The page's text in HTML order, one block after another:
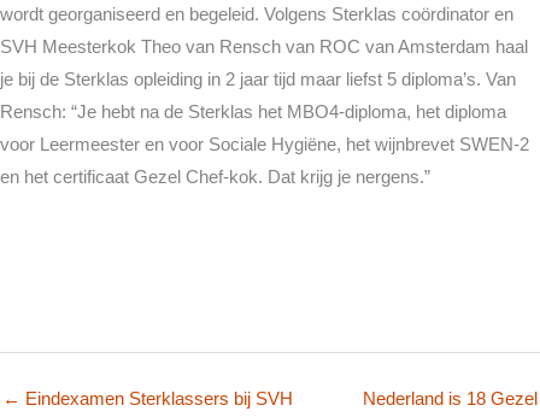
wordt georganiseerd en begeleid. Volgens Sterklas coördinator en
SVH Meesterkok Theo van Rensch van ROC van Amsterdam haal
je bij de Sterklas opleiding in 2 jaar tijd maar liefst 5 diploma’s. Van
Rensch: “Je hebt na de Sterklas het MBO4-diploma, het diploma
voor Leermeester en voor Sociale Hygiëne, het wijnbrevet SWEN-2
en het certificaat Gezel Chef-kok. Dat krijg je nergens.”
← Eindexamen Sterklassers bij SVH
Nederland is 18 Gezel